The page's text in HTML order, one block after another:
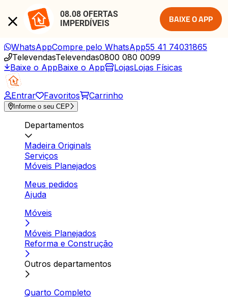
08.08 OFERTAS
IMPERDÍVEIS
BAIXE O APP
WhatsAppCompre pelo WhatsApp55 41 74031865
TelevendasTelevendas0800 080 0099
Baixe o AppBaixe o App LojasLojas Físicas
Entrar Favoritos Carrinho
Informe o seu CEP
Departamentos
Madeira Originals
Serviços
Móveis Planejados
Meus pedidos
Ajuda
Móveis
Móveis Planejados
Reforma e Construção
Outros departamentos
Quarto Completo